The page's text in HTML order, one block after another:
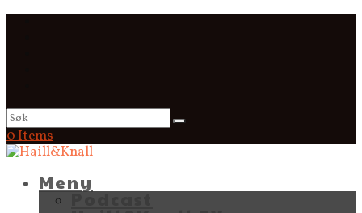
0 Items
Meny
Podcast